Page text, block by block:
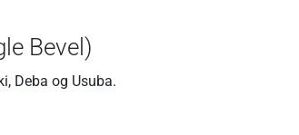
Bevel)
Deba og Usuba.